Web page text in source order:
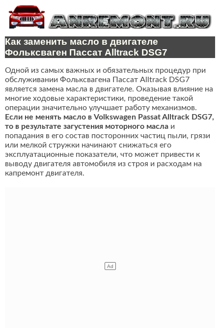
Как заменить масло в двигателе
Фольксваген Пассат Alltrack DSG7
Одной из самых важных и обязательных процедур при
обслуживании Фольксвагена Пассат Alltrack DSG7
является замена масла в двигателе. Оказывая влияние на
многие ходовые характеристики, проведение такой
операции значительно улучшает работу механизмов.
Если не менять масло в Volkswagen Passat Alltrack DSG7,
то в результате загустения моторного масла и
попадания в его состав посторонних частиц пыли, грязи
или мелкой стружки начинают снижаться его
эксплуатационные показатели, что может привести к
выводу двигателя автомобиля из строя и расходам на
капремонт двигателя.